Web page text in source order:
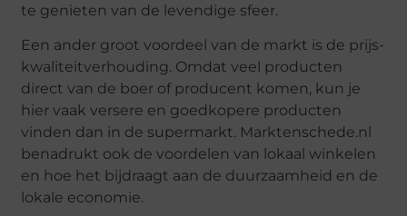
te genieten van de levendige sfeer.
Een ander groot voordeel van de markt is de prijs-
kwaliteitverhouding. Omdat veel producten
direct van de boer of producent komen, kun je
hier vaak versere en goedkopere producten
vinden dan in de supermarkt. Marktenschede.nl
benadrukt ook de voordelen van lokaal winkelen
en hoe het bijdraagt aan de duurzaamheid en de
lokale economie.